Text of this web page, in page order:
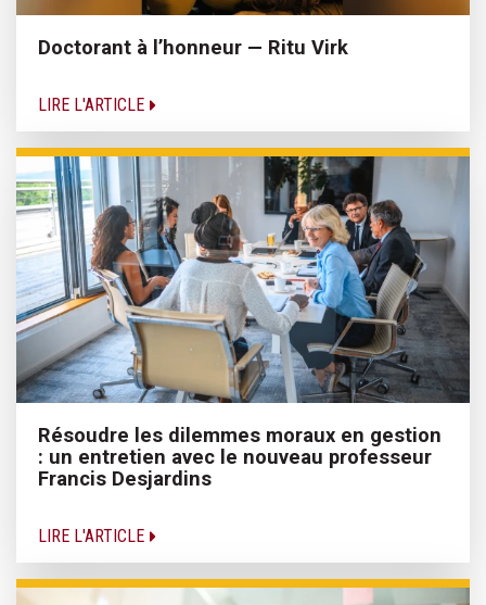
Doctorant à l’honneur — Ritu Virk
LIRE L'ARTICLE
Résoudre les dilemmes moraux en gestion
: un entretien avec le nouveau professeur
Francis Desjardins
LIRE L'ARTICLE